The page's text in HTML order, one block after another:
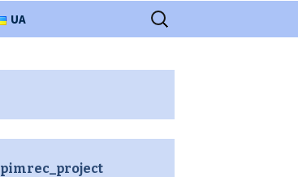
UA Пошук:
pimrec_project